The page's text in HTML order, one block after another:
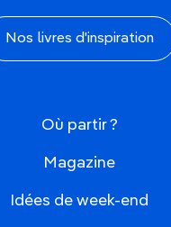
Nos livres d'inspiration
Où partir ?
Magazine
Idées de week-end